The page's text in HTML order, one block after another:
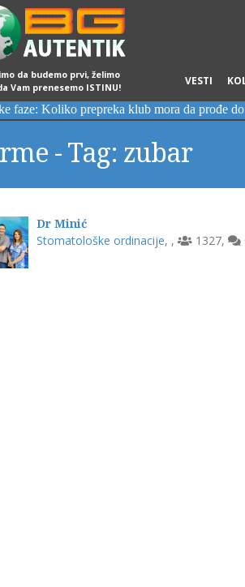
da budemo prvi, želimo
Vam prenesemo ISTINU!
VESTI
- Tag: zubar
Dr Minić
Stomatološke ordinacije, , 1327,